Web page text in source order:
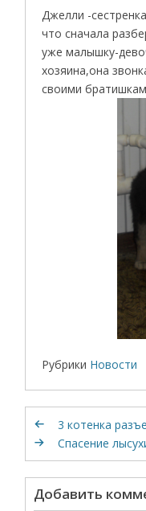
Джелли -
что сначала
уже малышку-
хозяина,она
своими
Рубрики Новости
3 котенка
Спасение
Добавить